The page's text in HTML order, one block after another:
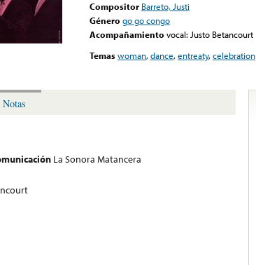
Compositor Barreto, Justi
Género go go congo
Acompañamiento vocal: Justo Betancourt
Temaswoman,dance,entreaty,celebration
Notas
La Sonora Matancera